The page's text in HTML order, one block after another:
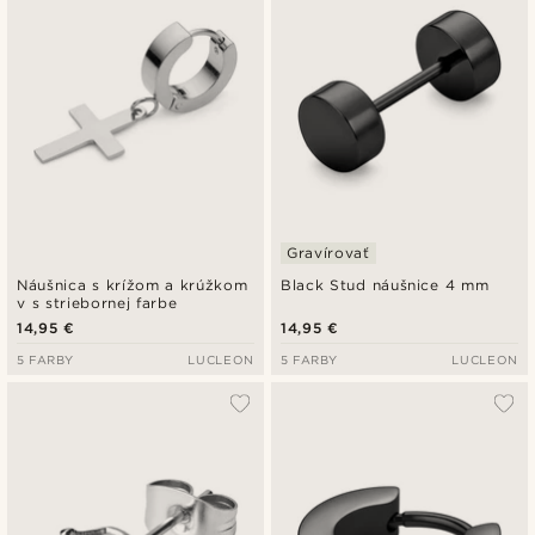
Náušnica s krížom a krúžkom
v s striebornej farbe
14,95 €
5 FARBY LUCLEON
Black Stud náušnice 4 mm
Gravírovať
14,95 €
5 FARBY LUCLEON